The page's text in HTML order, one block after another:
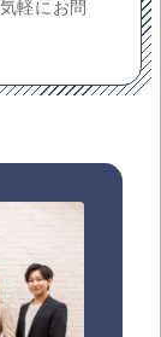
軽にお問